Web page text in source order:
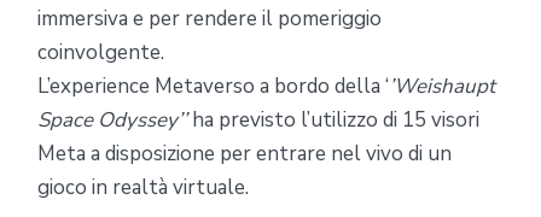
immersiva e per rendere il pomeriggio
coinvolgente.
L’experience Metaverso a bordo della ‘’Weishaupt
Space Odyssey’’ha previsto l’utilizzo di 15 visori
Meta a disposizione per entrare nel vivo di un
gioco in realtà virtuale.